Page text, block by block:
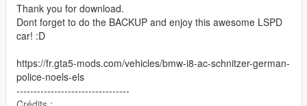
Thank you for download.
Dont forget to do the BACKUP and enjoy this awesome LSPD
car! :D
https://fr.gta5-mods.com/vehicles/bmw-i8-ac-schnitzer-german-
police-noels-els
---------------------------------